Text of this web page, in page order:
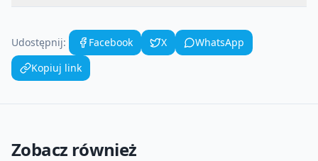
Udostępnij: Facebook X
WhatsApp
Kopiuj link
Zobacz również